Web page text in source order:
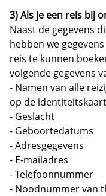
3) Als je een reis bij
Naast de gegevens
hebben we
reis te kunnen
volgende gegevens
- Namen van alle
op de
- Geslacht
- Geboortedatums
- Adresgegevens
- E-mailadres
- Telefoonnummer
- Noodnummer van